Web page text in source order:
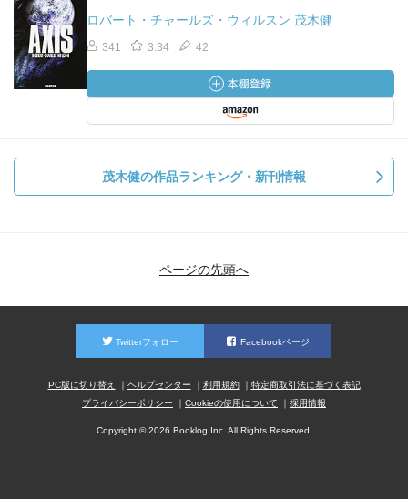
ロバート・チャールズ・ウィルスン 茂木健
341 3.34 42
茂木健の作品ランキング・新刊情報
ページの先頭へ
Twitterフォロー Facebookページ
PC版に切り替え ヘルプセンター 利用規約
特定商取引法に基づく表記
プライバシーポリシー
Cookieの使用について 採用情報
Copyright © 2026 Booklog,Inc. All Rights Reserved.